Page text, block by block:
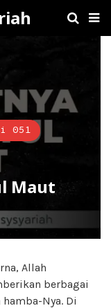
051
Maut
Allah
berbagai
Nya. Di